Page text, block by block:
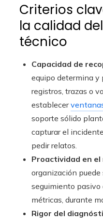
Criterios
la calidad
técnico
Capacidad de
equipo determina y
registros, trazas o
establecer
soporte sólido
capturar el
pedir relatos.
Proactividad en
organización
seguimiento pasivo
métricas, durante
Rigor del